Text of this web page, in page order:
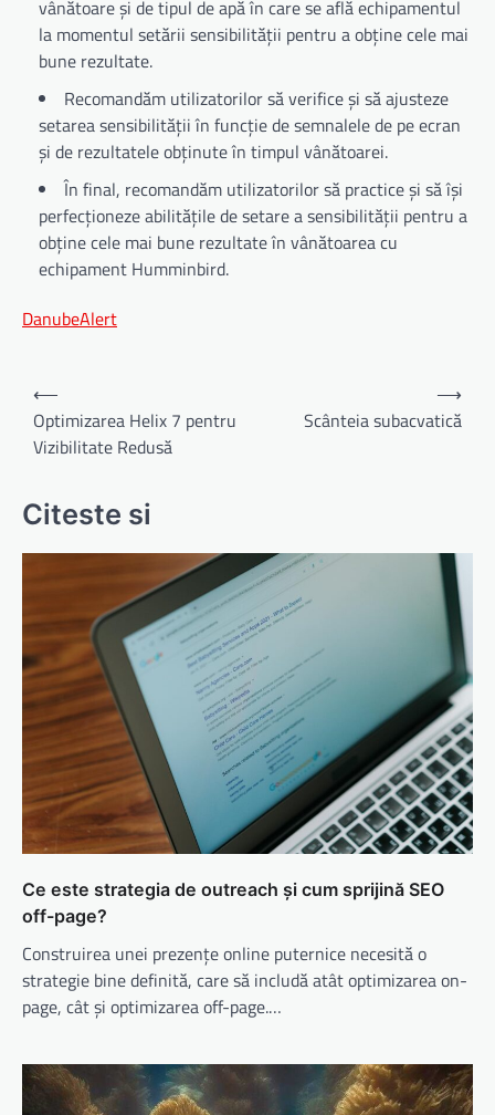
vânătoare și de tipul de apă în care se află echipamentul
la momentul setării sensibilității pentru a obține cele mai
bune rezultate.
Recomandăm utilizatorilor să verifice și să ajusteze
setarea sensibilității în funcție de semnalele de pe ecran
și de rezultatele obținute în timpul vânătoarei.
În final, recomandăm utilizatorilor să practice și să își
perfecționeze abilitățile de setare a sensibilității pentru a
obține cele mai bune rezultate în vânătoarea cu
echipament Humminbird.
DanubeAlert
Navigare
în
articole
⟵
Optimizarea Helix 7 pentru
Vizibilitate Redusă
Scânteia subacvatică
⟶
Citeste si
Ce este strategia de outreach și cum sprijină SEO
off-page?
Construirea unei prezențe online puternice necesită o
strategie bine definită, care să includă atât optimizarea on-
page, cât și optimizarea off-page.…